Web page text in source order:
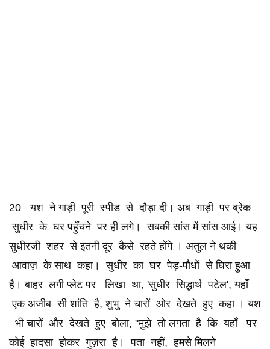
20 यश ने गाड़ी पूरी स्पीड से दौड़ा दी। अब गाड़ी पर ब्रेक
सुधीर के घर पहुँचने पर ही लगे। सबकी सांस में सांस आई। यह
सुधीरजी शहर से इतनी दूर कैसे रहते होंगे । अतुल ने थकी
आवाज़ के साथ कहा। सुधीर का घर पेड़-पौधों से घिरा हुआ
है। बाहर लगी प्लेट पर लिखा था, 'सुधीर सिद्धार्थ पटेल', यहाँ
एक अजीब सी शांति है, शुभु ने चारों ओर देखते हुए कहा । यश
भी चारों और देखते हुए बोला, "मुझे तो लगता है कि यहाँ पर
कोई हादसा होकर गुज़रा है। पता नहीं, हमसे मिलने